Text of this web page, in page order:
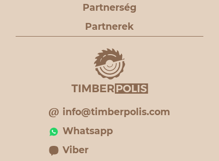
Partnerség
Partnerek
info@timberpolis.com
Whatsapp
Viber